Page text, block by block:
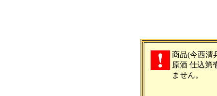
商品(今西清
原酒 仕込第
ません。